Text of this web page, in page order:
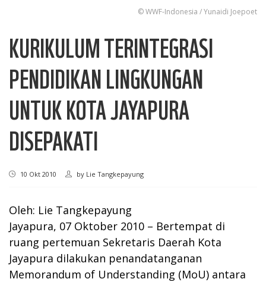
© WWF-Indonesia / Yunaidi Joepoet
KURIKULUM TERINTEGRASI
PENDIDIKAN LINGKUNGAN
UNTUK KOTA JAYAPURA
DISEPAKATI
10 Okt 2010 by Lie Tangkepayung
Oleh: Lie Tangkepayung
Jayapura, 07 Oktober 2010 – Bertempat di
ruang pertemuan Sekretaris Daerah Kota
Jayapura dilakukan penandatanganan
Memorandum of Understanding (MoU) antara